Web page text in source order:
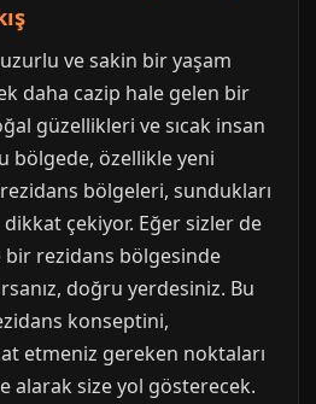
ve sakin bir yaşam
daha cazip hale gelen bir
güzellikleri ve sıcak insan
bölgede, özellikle yeni
bölgeleri, sundukları
çekiyor. Eğer sizler de
bir rezidans bölgesinde
doğru yerdesiniz. Bu
konseptini,
etmeniz gereken noktaları
alarak size yol gösterecek.